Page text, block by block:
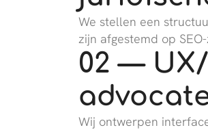
We stellen een
zijn afgestemd op
02 —
Wij ontwerpen